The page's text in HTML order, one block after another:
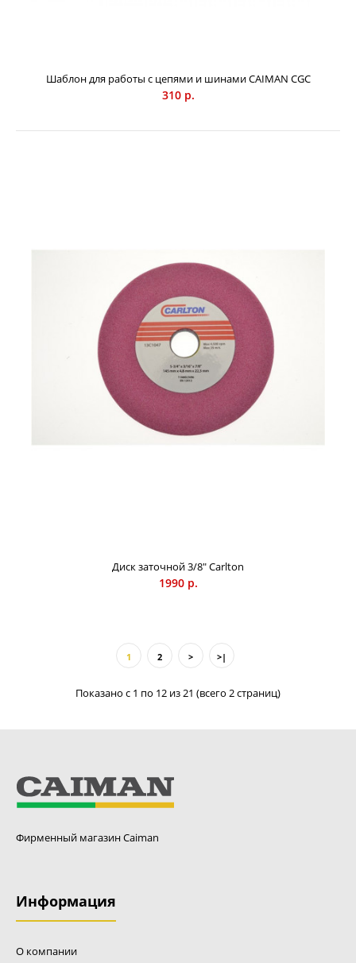
заточки, а также высоты ограничителя глубины реза. Три
способа установки: на стол, стену или фиксация в тисках.
Три диска в комплекте: внешний диаметр дисков 145 мм,
посадочное отверстие 22,3 мм, толщина 3,2 / 4,7 / 6,0 мм.
Шаблон для работы с цепями и шинами CAIMAN CGC
310 р.
Диск заточной 3/8" Carlton
1990 р.
1 2 > >|
Показано с 1 по 12 из 21 (всего 2 страниц)
Фирменный магазин Caiman
Информация
О компании